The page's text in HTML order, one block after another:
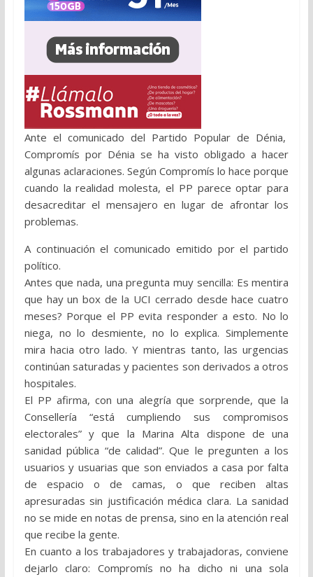
Ante el comunicado del Partido Popular de Dénia,
Compromís por Dénia se ha visto obligado a hacer
algunas aclaraciones. Según Compromís lo hace porque
cuando la realidad molesta, el PP parece optar para
desacreditar el mensajero en lugar de afrontar los
problemas.
A continuación el comunicado emitido por el partido
político.
Antes que nada, una pregunta muy sencilla: Es mentira
que hay un box de la UCI cerrado desde hace cuatro
meses? Porque el PP evita responder a esto. No lo
niega, no lo desmiente, no lo explica. Simplemente
mira hacia otro lado. Y mientras tanto, las urgencias
continúan saturadas y pacientes son derivados a otros
hospitales.
El PP afirma, con una alegría que sorprende, que la
Consellería “está cumpliendo sus compromisos
electorales” y que la Marina Alta dispone de una
sanidad pública “de calidad”. Que le pregunten a los
usuarios y usuarias que son enviados a casa por falta
de espacio o de camas, o que reciben altas
apresuradas sin justificación médica clara. La sanidad
no se mide en notas de prensa, sino en la atención real
que recibe la gente.
En cuanto a los trabajadores y trabajadoras, conviene
dejarlo claro: Compromís no ha dicho ni una sola